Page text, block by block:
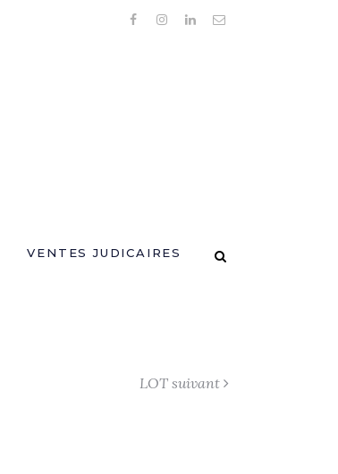
VENTES JUDICAIRES
LOT suivant